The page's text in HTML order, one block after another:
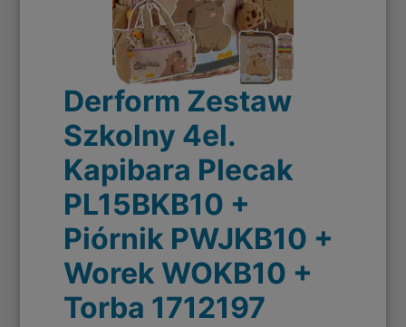
Derform Zestaw
Szkolny 4el.
Kapibara Plecak
PL15BKB10 +
Piórnik PWJKB10 +
Worek WOKB10 +
Torba 1712197